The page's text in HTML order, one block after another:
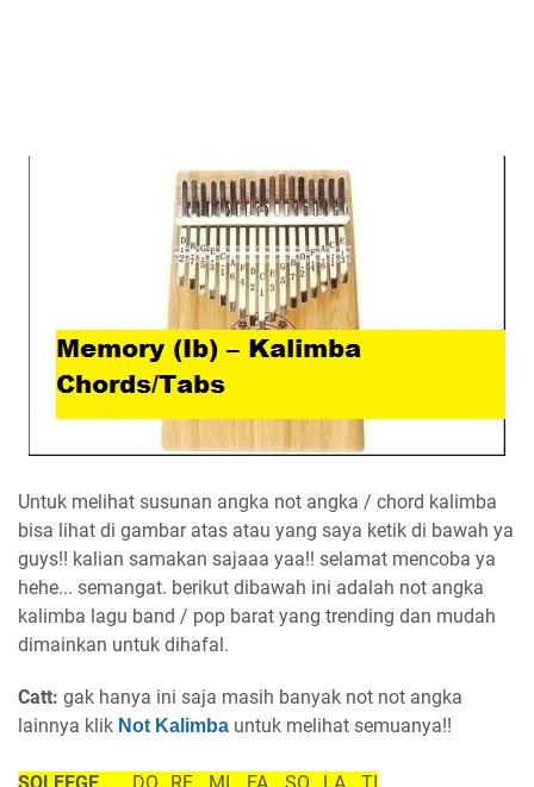
Untuk melihat susunan angka not angka / chord kalimba
bisa lihat di gambar atas atau yang saya ketik di bawah ya
guys!! kalian samakan sajaaa yaa!! selamat mencoba ya
hehe... semangat. berikut dibawah ini adalah not angka
kalimba lagu band / pop barat yang trending dan mudah
dimainkan untuk dihafal.
Catt: gak hanya ini saja masih banyak not not angka
lainnya klik Not Kalimba untuk melihat semuanya!!